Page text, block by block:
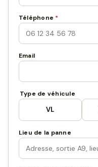
Téléphone *
Email
Type de véhicule
VL
Lieu de la panne